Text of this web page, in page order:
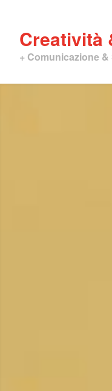
Creatività
+ Comunicazione &